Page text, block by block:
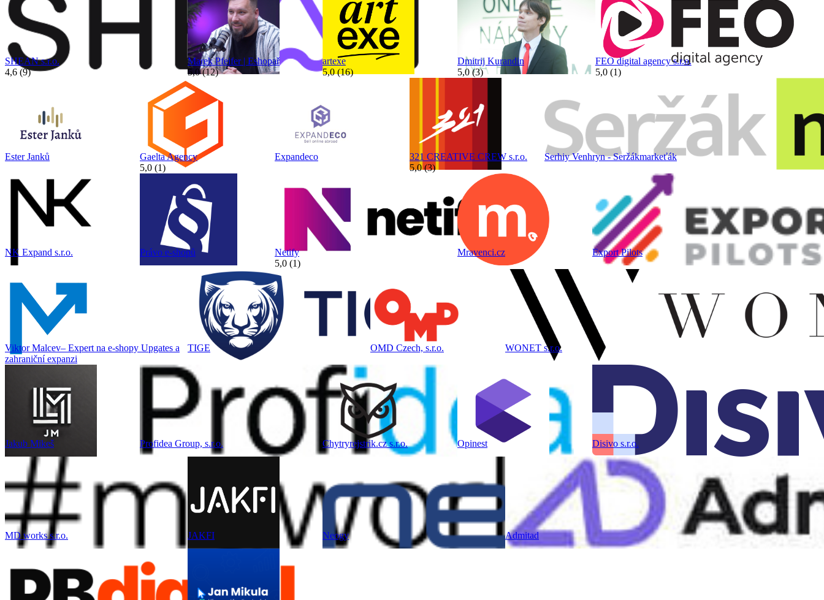
SHEAN s.r.o.
4,6 (9)
Marek Pfeifer | Eshopař
5,0 (12)
artexe
5,0 (16)
Dmitrij Kurandin
5,0 (3)
FEO digital agency s.r.o.
5,0 (1)
Ester Janků
Gaelta Agency
5,0 (1)
Expandeco
321 CREATIVE CREW s.r.o.
5,0 (3)
Serhiy Venhryn - Seržákmarkeťák
NK Expand s.r.o. Právo e-shopů
Netify
5,0 (1)
Mravenci.cz Export Pilots
Viktor Malcev– Expert na e-shopy Upgates a
zahraniční expanzi
TIGE ​OMD Czech, s.r.o. WONET s.r.o.
Jakub Mikeš Profidea Group, s.r.o. Chytryrejstrik.cz s.r.o. Opinest Disivo s.r.o.
MD works s.r.o. JAKFI Neogy Admitad